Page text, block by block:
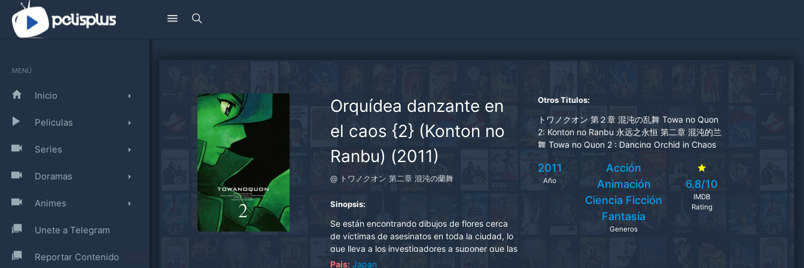
MENÚ
Inicio
Peliculas
Series
Doramas
Animes
Unete a Telegram
Reportar Contenido
Orquídea danzante en
el caos {2} (Konton no
Ranbu) (2011)
@ トワノクオン 第二章 混沌の蘭舞
Sinopsis:
Se están encontrando dibujos de flores cerca
de víctimas de asesinatos en toda la ciudad, lo
que lleva a los investigadores a suponer que las
flores representadas se usan para drogar a las
Pais: Japan
Otros Titulos:
トワノクオン 第２章 混沌の乱舞 Towa no Quon
2: Konton no Ranbu 永远之永恒 第二章 混沌的兰
舞 Towa no Quon 2 : Dancing Orchid in Chaos
in Chaos
2011
Año
Acción
Animación
Ciencia Ficción
Fantasía
Generos
6.8/10
IMDB
Rating